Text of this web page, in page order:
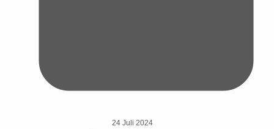
24 Juli 2024